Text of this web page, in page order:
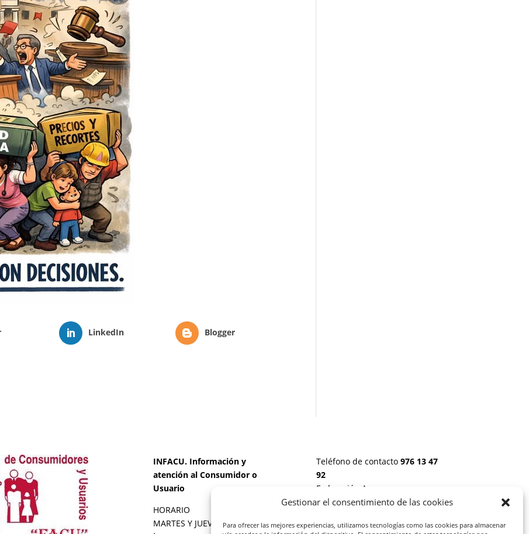
Gestionar el consentimiento de las cookies
Para ofrecer las mejores experiencias, utilizamos tecnologías como las cookies para almacenar
LinkedIn Blogger
INFACU. Información y
atención al Consumidor o
Usuario
HORARIO
MARTES Y JUEVES de17:00 a 20
Teléfono de contacto 976 13 47
92
Federación Aragonesa
Consumidores y Usuarios. FACU,